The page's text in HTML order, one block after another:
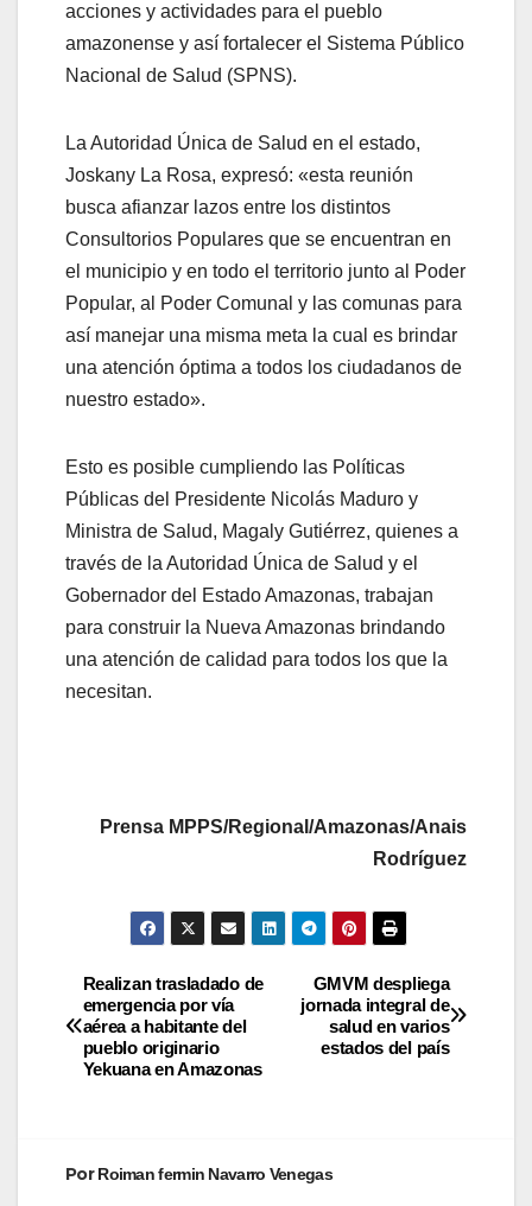
acciones y actividades para el pueblo
amazonense y así fortalecer el Sistema Público
Nacional de Salud (SPNS).
La Autoridad Única de Salud en el estado,
Joskany La Rosa, expresó: «esta reunión
busca afianzar lazos entre los distintos
Consultorios Populares que se encuentran en
el municipio y en todo el territorio junto al Poder
Popular, al Poder Comunal y las comunas para
así manejar una misma meta la cual es brindar
una atención óptima a todos los ciudadanos de
nuestro estado».
Esto es posible cumpliendo las Políticas
Públicas del Presidente Nicolás Maduro y
Ministra de Salud, Magaly Gutiérrez, quienes a
través de la Autoridad Única de Salud y el
Gobernador del Estado Amazonas, trabajan
para construir la Nueva Amazonas brindando
una atención de calidad para todos los que la
necesitan.
Prensa MPPS/Regional/Amazonas/Anais
Rodríguez
GMVM despliega
jornada integral de
salud en varios
estados del país
Realizan trasladado de
emergencia por vía
aérea a habitante del
pueblo originario
Yekuana en Amazonas
PorRoiman fermin Navarro Venegas